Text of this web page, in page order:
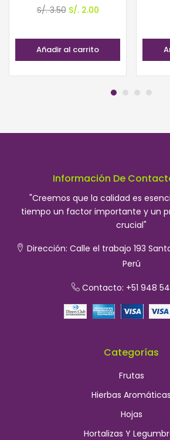
S/.3.50 El
original
era:
S/.2.00El
actual
es:
Añadir al carrito
Información De
"Creemos que la calidad es
tiempo un factor importante y un
crucial"
Dirección: Calle el trabajo 193
Perú
Contacto: +51 948
Categorías
Frutas
Hierbas Aromáticas
Hojas
Hortalizas Y